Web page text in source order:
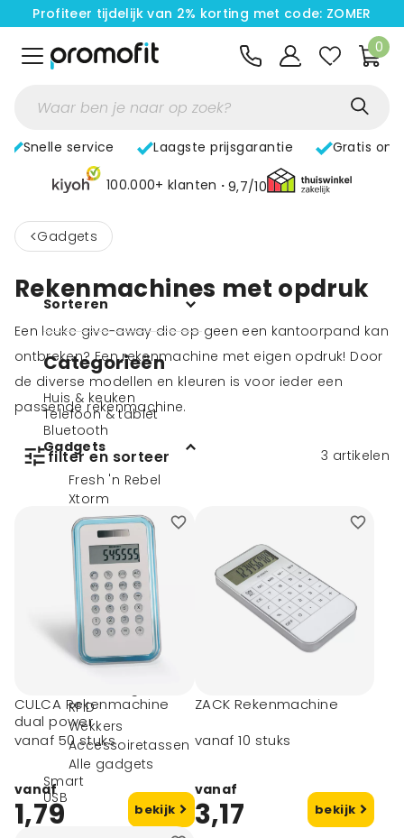
Profiteer tijdelijk van 2% korting met code: ZOMER
0
Snelle service Laagste prijsgarantie Gratis
100.000+ klanten 9,7/10
< Gadgets
Sorteren
Categorieën
Huis & keuken
Telefoon & tablet
Bluetooth
Gadgets
Fresh 'n Rebel
Xtorm
Ventilators
Activity trackers
Computermuizen
Camera's
VR brillen
Laserpointers
Webcam covers
Weerstations
Rekenmachines
RFID
Wekkers
Accessoiretassen
Alle gadgets
Smart
USB
Rekenmachines met opdruk
Een leuke give-away die op geen een kantoorpand kan
ontbreken? Een rekenmachine met eigen opdruk! Door
de diverse modellen en kleuren is voor ieder een
passende rekenmachine.
filter en sorteer 3 artikelen
CULCA Rekenmachine
dual power
vanaf 50 stuks
vanaf
1,79 bekijk
ZACK Rekenmachine
vanaf 10 stuks
vanaf
3,17 bekijk